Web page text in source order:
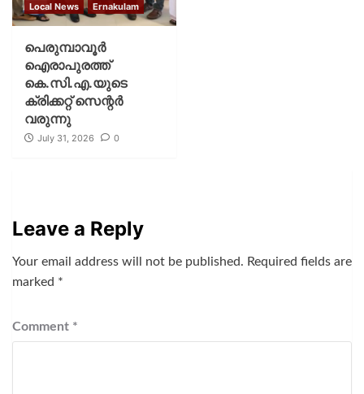
Local News Ernakulam
പെരുമ്പാവൂർ
ഐരാപുരത്ത്
കെ.സി.എ.യുടെ
ക്രിക്കറ്റ് സെന്റർ
വരുന്നു
July 31, 2026 0
Leave a Reply
Your email address will not be published. Required fields are
marked *
Comment *